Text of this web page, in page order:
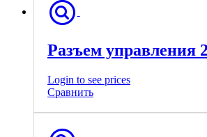
Разъем управления
Login to see prices
Сравнить